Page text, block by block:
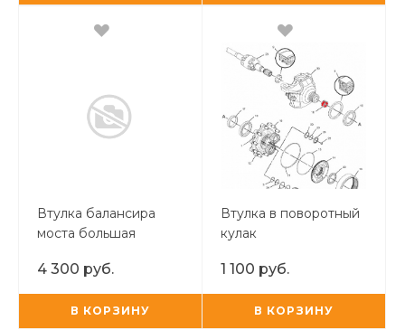
Втулка балансира
моста большая
4 300 руб.
В КОРЗИНУ
Втулка в поворотный
кулак
1 100 руб.
В КОРЗИНУ